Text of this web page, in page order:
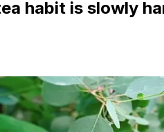
habit is slowly